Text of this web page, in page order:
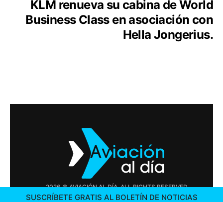
KLM renueva su cabina de World
Business Class en asociación con
Hella Jongerius.
2026 © AVIACIÓN AL DÍA. ALL RIGHTS RESERVED
SUSCRÍBETE GRATIS AL BOLETÍN DE NOTICIAS